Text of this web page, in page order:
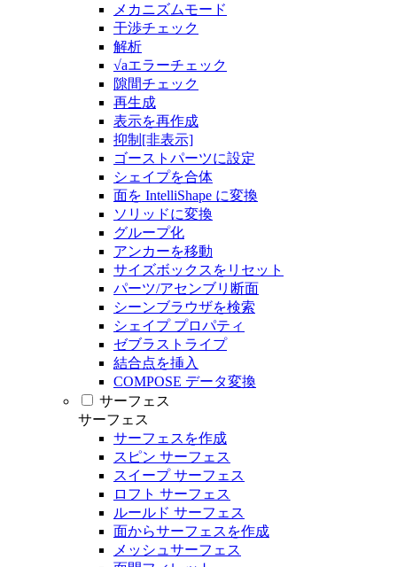
メカニズムモード
干渉チェック
解析
√aエラーチェック
隙間チェック
再生成
表示を再作成
抑制[非表示]
ゴーストパーツに設定
シェイプを合体
面を IntelliShape に変換
ソリッドに変換
グループ化
アンカーを移動
サイズボックスをリセット
パーツ/アセンブリ断面
シーンブラウザを検索
シェイプ プロパティ
ゼブラストライプ
結合点を挿入
COMPOSE データ変換
サーフェス
サーフェス
サーフェスを作成
スピン サーフェス
スイープ サーフェス
ロフト サーフェス
ルールド サーフェス
面からサーフェスを作成
メッシュサーフェス